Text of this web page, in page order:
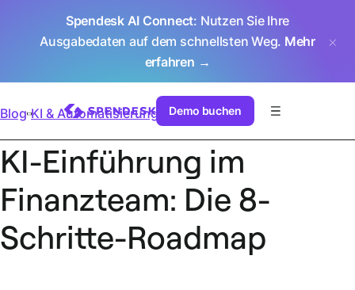
Spendesk AI Connect: Nutzen Sie Ihre
Ausgabedaten auf dem schnellsten Weg. Mehr
erfahren →
Demo buchen
Blog KI & Automatisierung
KI-Einführung im
Finanzteam: Die 8-
Schritte-Roadmap